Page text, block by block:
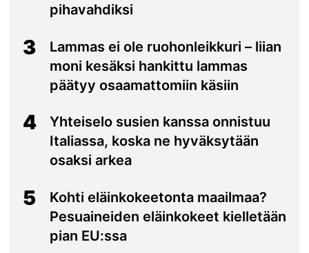
pihavahdiksi
3
Lammas ei ole ruohonleikkuri – liian
moni kesäksi hankittu lammas
päätyy osaamattomiin käsiin
4
Yhteiselo susien kanssa onnistuu
Italiassa, koska ne hyväksytään
osaksi arkea
5
Kohti eläinkokeetonta maailmaa?
Pesuaineiden eläinkokeet kielletään
pian EU:ssa